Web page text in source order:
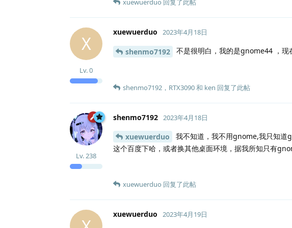
xuewuerduo 回复了此帖
X
xuewuerduo
Lv.0
2023年4月18日
shenmo7192 不是很明白，我的是gnome44 ，现
shenmo7192 ， RTX3090和 ken 回复了此帖
shenmo7192
Lv. 238
2023年4月18日
xuewuerduo
我不知道，我不用gnome,我只知道
这个百度下哈，或者换其他桌面环境，据我所知只有
xuewuerduo 回复了此帖
xuewuerduo 2023年4月19日